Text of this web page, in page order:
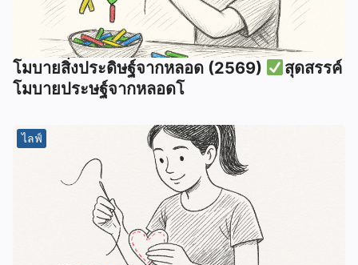
โมบายสิ่งประดิษฐ์จากหลอด (2569)
สุดสรรค์
โมบายประษฐ์จากหลอดโ
ไลฟ์